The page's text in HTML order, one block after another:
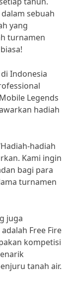
sebuah
yang
turnamen
Indonesia
Legends
hadiah
hadiah
Kami ingin
bagi para
turnamen
juga
Free Fire
kompetisi
tanah air.